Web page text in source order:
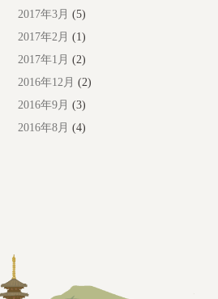
2017年3月 (5)
2017年2月 (1)
2017年1月 (2)
2016年12月 (2)
2016年9月 (3)
2016年8月 (4)